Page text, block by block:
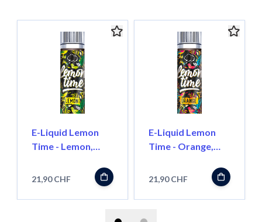
E-Liquid Lemon
Time - Lemon,
21,90 CHF
E-Liquid Lemon
Time - Orange,
21,90 CHF